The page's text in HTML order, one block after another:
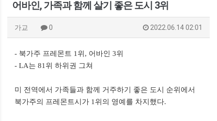
어바인, 가족과 함께 살기 좋은 도시 3위
가교 0 2022.06.14 02:01
- 북가주 프레몬트 1위, 어바인 3위
- LA는 81위 하위권 그쳐
미 전역에서 가족들과 함께 거주하기 좋은 도시 순위에서
북가주의 프레몬트시가 1위의 영예를 차지했다.